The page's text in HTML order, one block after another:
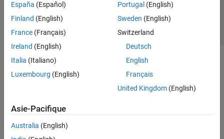
España (Español)
Finland (English)
France (Français)
Ireland (English)
Italia (Italiano)
Luxembourg (English)
Portugal (English)
Sweden (English)
Switzerland
Deutsch
English
Français
United Kingdom(English)
Asie-Pacifique
Australia (English)